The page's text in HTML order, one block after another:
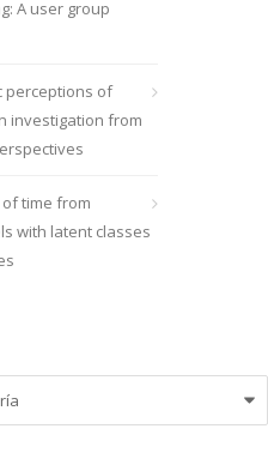
A user group
perceptions of
investigation from
time from
with latent classes